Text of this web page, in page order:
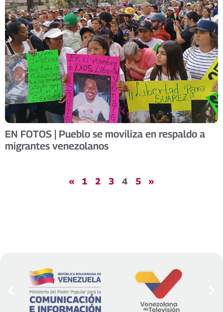
EN FOTOS | Pueblo se moviliza en respaldo a
migrantes venezolanos
« 1 2 3 4 5 »